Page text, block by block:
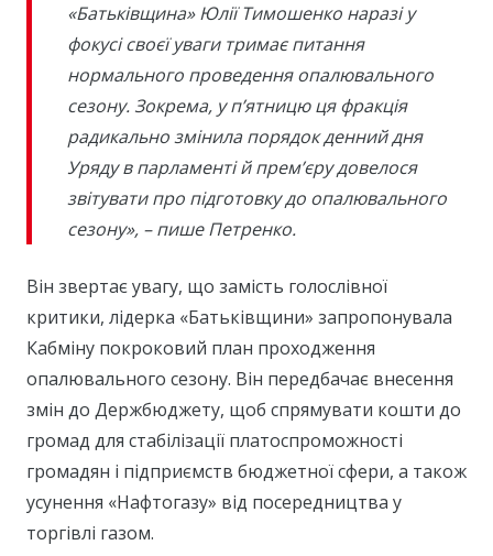
«Батьківщина» Юлії Тимошенко наразі у
фокусі своєї уваги тримає питання
нормального проведення опалювального
сезону. Зокрема, у п’ятницю ця фракція
радикально змінила порядок денний дня
Уряду в парламенті й прем’єру довелося
звітувати про підготовку до опалювального
сезону», – пише Петренко.
Він звертає увагу, що замість голослівної
критики, лідерка «Батьківщини» запропонувала
Кабміну покроковий план проходження
опалювального сезону. Він передбачає внесення
змін до Держбюджету, щоб спрямувати кошти до
громад для стабілізації платоспроможності
громадян і підприємств бюджетної сфери, а також
усунення «Нафтогазу» від посередництва у
торгівлі газом.